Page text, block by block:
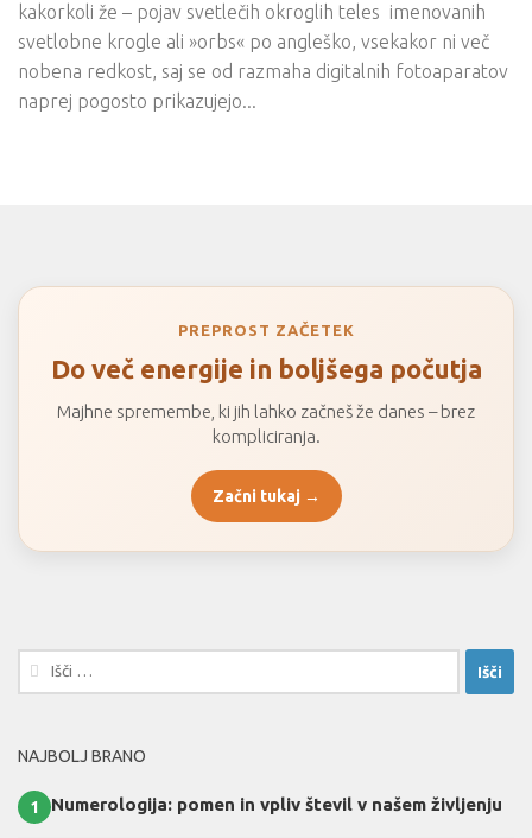
kakorkoli že – pojav svetlečih okroglih teles imenovanih
svetlobne krogle ali »orbs« po angleško, vsekakor ni več
nobena redkost, saj se od razmaha digitalnih fotoaparatov
naprej pogosto prikazujejo...
PREPROST ZAČETEK
Do več energije in boljšega počutja
Majhne spremembe, ki jih lahko začneš že danes – brez
kompliciranja.
Začni tukaj →
Išči:
NAJBOLJ BRANO
1 Numerologija: pomen in vpliv števil v našem življenju